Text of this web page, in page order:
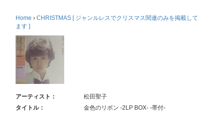
Home ›CHRISTMAS [ ジャンルレスでクリスマス関連のみを掲載して
ます ]
アーティスト：
松田聖子
タイトル：
金色のリボン -2LP BOX- -帯付-